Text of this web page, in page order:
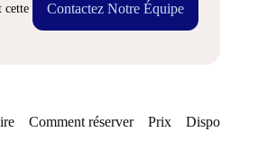
cette
Contactez Notre Équipe
Comment réserver Prix Disponibilités